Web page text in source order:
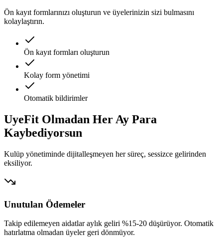
Ön kayıt formlarınızı oluşturun ve üyelerinizin sizi bulmasını
kolaylaştırın.
Ön kayıt formları oluşturun
Kolay form yönetimi
Otomatik bildirimler
UyeFit Olmadan Her Ay Para
Kaybediyorsun
Kulüp yönetiminde dijitalleşmeyen her süreç, sessizce gelirinden
eksiliyor.
Unutulan Ödemeler
Takip edilemeyen aidatlar aylık geliri %15-20 düşürüyor. Otomatik
hatırlatma olmadan üyeler geri dönmüyor.